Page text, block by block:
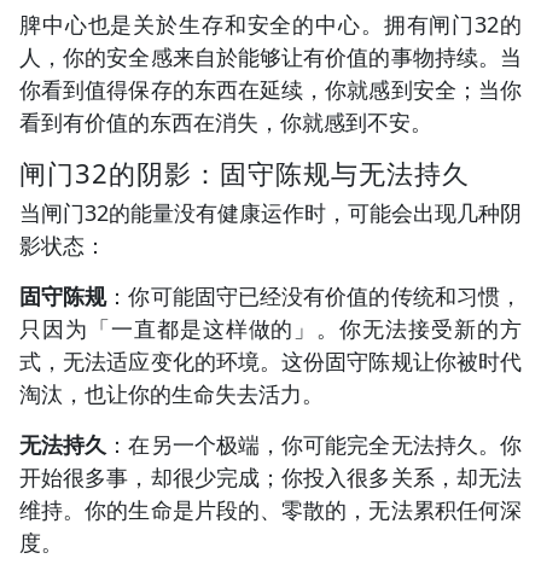
脾中心也是关於生存和安全的中心。拥有闸门32的
人，你的安全感来自於能够让有价值的事物持续。当
你看到值得保存的东西在延续，你就感到安全；当你
看到有价值的东西在消失，你就感到不安。
闸门32的阴影：固守陈规与无法持久
当闸门32的能量没有健康运作时，可能会出现几种阴
影状态：
固守陈规：你可能固守已经没有价值的传统和习惯，
只因为「一直都是这样做的」。你无法接受新的方
式，无法适应变化的环境。这份固守陈规让你被时代
淘汰，也让你的生命失去活力。
无法持久 ：在另一个极端，你可能完全无法持久。你
开始很多事，却很少完成；你投入很多关系，却无法
维持。你的生命是片段的、零散的，无法累积任何深
度。